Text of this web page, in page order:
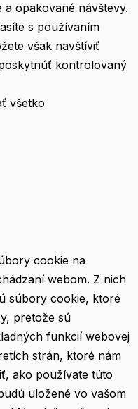
a opakované návštevy.
s používaním
však navštíviť
kontrolovaný
všetko
cookie na
webom. Z nich
súbory cookie, ktoré
pretože sú
funkcií webovej
strán, ktoré nám
ako používate túto
uložené vo vašom